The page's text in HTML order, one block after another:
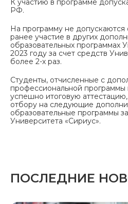
К участию в программе
РФ.
На программу не
ранее участие в других
образовательных программах
2023 году за счет средств
более 2-х раз.
Студенты, отчисленные с
профессиональной
успешно итоговую
отбору на следующие
образовательные программы
Университета «Сириус».
ПОСЛЕДНИЕ